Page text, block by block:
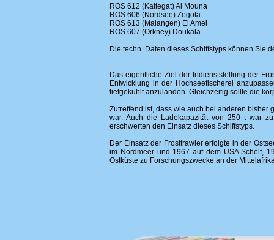
ROS 612 (Kattegat) Al Mouna
ROS 606 (Nordsee) Zegota
ROS 613 (Malangen) El Amel
ROS 607 (Orkney) Doukala
Die techn. Daten dieses Schiffstyps können Sie
Das eigentliche Ziel der Indienststellung der
Entwicklung in der Hochseefischerei
tiefgekühlt anzulanden. Gleichzeitig sollte die
Zutreffend ist, dass wie auch bei anderen bisher
war. Auch die Ladekapazität von 250 t war
erschwerten den Einsatz dieses Schiffstyps.
Der Einsatz der Frosttrawler erfolgte in der
im Nordmeer und 1967 auf dem USA Schelf,
Ostküste zu Forschungszwecke an der